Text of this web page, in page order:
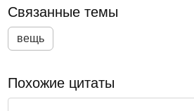
Связанные темы
вещь
Похожие цитаты